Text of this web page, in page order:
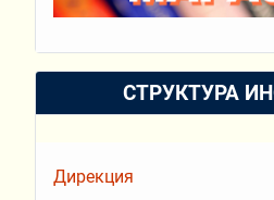
СТРУКТУРА
Дирекция